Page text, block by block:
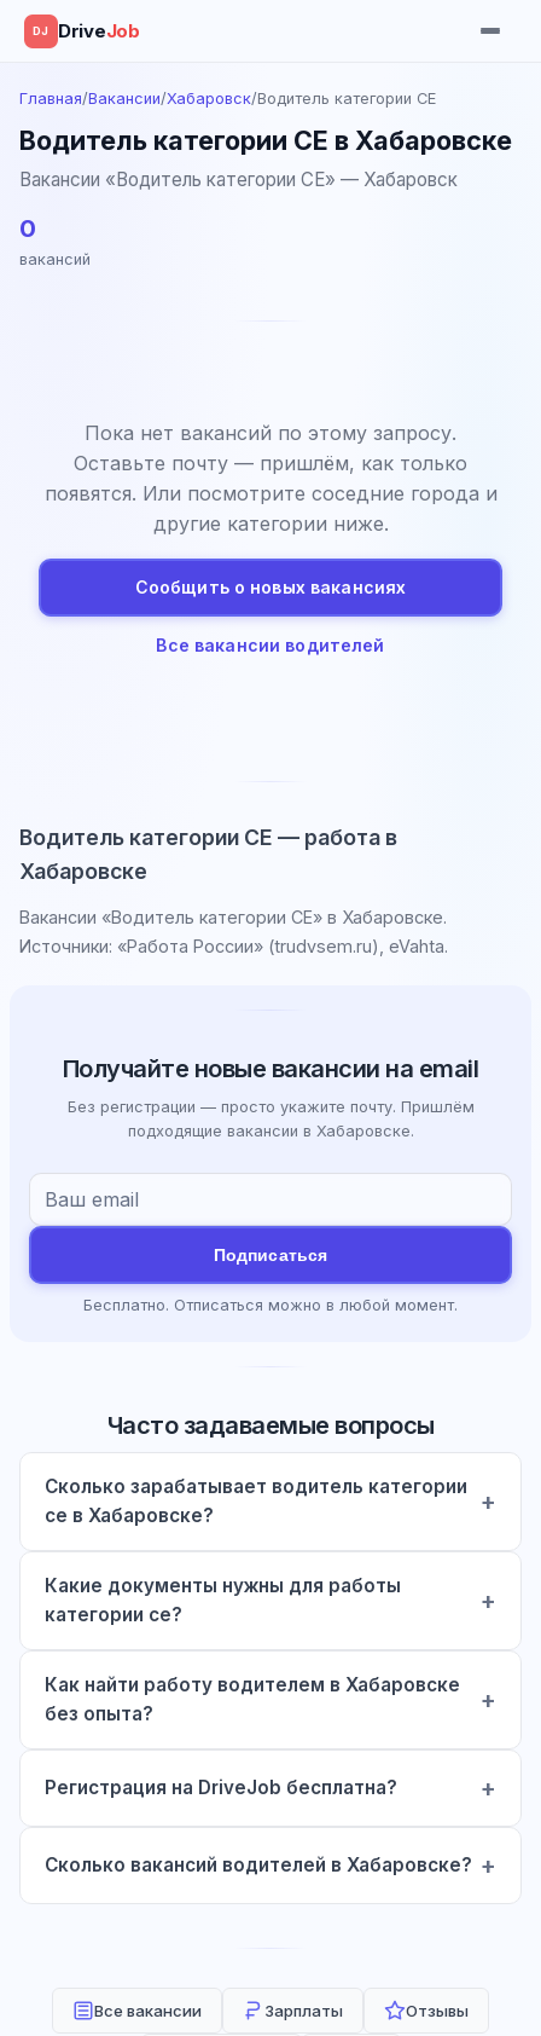
DJ DriveJob
Главная/Вакансии/Хабаровск/Водитель категории CE
Водитель категории CE в Хабаровске
Вакансии «Водитель категории CE» — Хабаровск
0
вакансий
Пока нет вакансий по этому запросу.
Оставьте почту — пришлём, как только
появятся. Или посмотрите соседние города и
другие категории ниже.
Сообщить о новых вакансиях
Все вакансии водителей
Водитель категории CE — работа в
Хабаровске
Вакансии «Водитель категории CE» в Хабаровске.
Источники: «Работа России» (trudvsem.ru), eVahta.
Получайте новые вакансии на email
Без регистрации — просто укажите почту. Пришлём
подходящие вакансии в Хабаровске.
Подписаться
Бесплатно. Отписаться можно в любой момент.
Часто задаваемые вопросы
Сколько зарабатывает водитель категории
ce в Хабаровске?
Какие документы нужны для работы
категории ce?
Как найти работу водителем в Хабаровске
без опыта?
Регистрация на DriveJob бесплатна?
Сколько вакансий водителей в Хабаровске?
Все вакансии Зарплаты Отзывы